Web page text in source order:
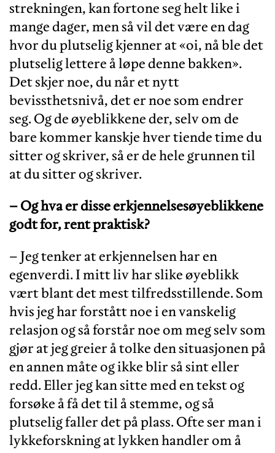
strekningen, kan fortone seg helt like i
mange dager, men så vil det være en dag
hvor du plutselig kjenner at «oi, nå ble det
plutselig lettere å løpe denne bakken».
Det skjer noe, du når et nytt
bevissthetsnivå, det er noe som endrer
seg. Og de øyeblikkene der, selv om de
bare kommer kanskje hver tiende time du
sitter og skriver, så er de hele grunnen til
at du sitter og skriver.
– Og hva er disse erkjennelsesøyeblikkene
godt for, rent praktisk?
– Jeg tenker at erkjennelsen har en
egenverdi. I mitt liv har slike øyeblikk
vært blant det mest tilfredsstillende. Som
hvis jeg har forstått noe i en vanskelig
relasjon og så forstår noe om meg selv som
gjør at jeg greier å tolke den situasjonen på
en annen måte og ikke blir så sint eller
redd. Eller jeg kan sitte med en tekst og
forsøke å få det til å stemme, og så
plutselig faller det på plass. Ofte ser man i
lykkeforskning at lykken handler om å